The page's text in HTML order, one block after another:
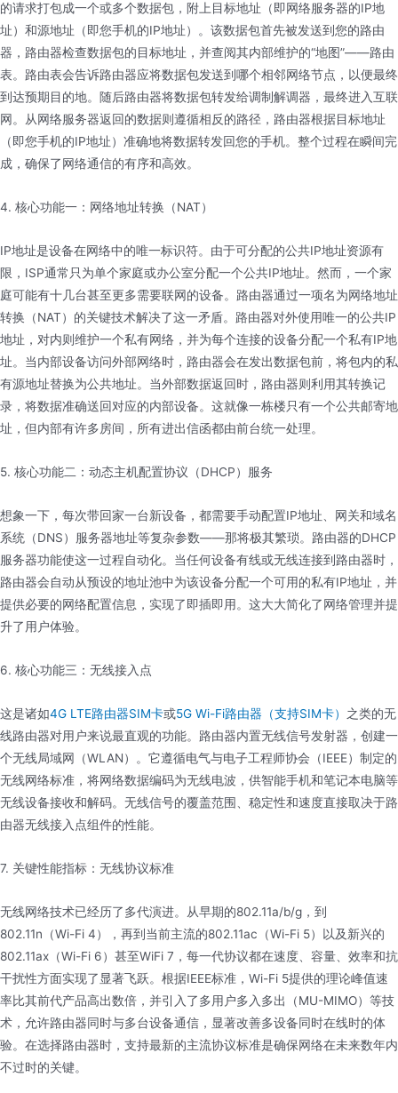
的请求打包成一个或多个数据包，附上目标地址（即网络服务器的IP地
址）和源地址（即您手机的IP地址）。该数据包首先被发送到您的路由
器，路由器检查数据包的目标地址，并查阅其内部维护的“地图”——路由
表。路由表会告诉路由器应将数据包发送到哪个相邻网络节点，以便最终
到达预期目的地。随后路由器将数据包转发给调制解调器，最终进入互联
网。从网络服务器返回的数据则遵循相反的路径，路由器根据目标地址
（即您手机的IP地址）准确地将数据转发回您的手机。整个过程在瞬间完
成，确保了网络通信的有序和高效。
4. 核心功能一：网络地址转换（NAT）
IP地址是设备在网络中的唯一标识符。由于可分配的公共IP地址资源有
限，ISP通常只为单个家庭或办公室分配一个公共IP地址。然而，一个家
庭可能有十几台甚至更多需要联网的设备。路由器通过一项名为网络地址
转换（NAT）的关键技术解决了这一矛盾。路由器对外使用唯一的公共IP
地址，对内则维护一个私有网络，并为每个连接的设备分配一个私有IP地
址。当内部设备访问外部网络时，路由器会在发出数据包前，将包内的私
有源地址替换为公共地址。当外部数据返回时，路由器则利用其转换记
录，将数据准确送回对应的内部设备。这就像一栋楼只有一个公共邮寄地
址，但内部有许多房间，所有进出信函都由前台统一处理。
5. 核心功能二：动态主机配置协议（DHCP）服务
想象一下，每次带回家一台新设备，都需要手动配置IP地址、网关和域名
系统（DNS）服务器地址等复杂参数——那将极其繁琐。路由器的DHCP
服务器功能使这一过程自动化。当任何设备有线或无线连接到路由器时，
路由器会自动从预设的地址池中为该设备分配一个可用的私有IP地址，并
提供必要的网络配置信息，实现了即插即用。这大大简化了网络管理并提
升了用户体验。
6. 核心功能三：无线接入点
这是诸如4G LTE路由器SIM卡或5G Wi-Fi路由器（支持SIM卡） 之类的无
线路由器对用户来说最直观的功能。路由器内置无线信号发射器，创建一
个无线局域网（WLAN）。它遵循电气与电子工程师协会（IEEE）制定的
无线网络标准，将网络数据编码为无线电波，供智能手机和笔记本电脑等
无线设备接收和解码。无线信号的覆盖范围、稳定性和速度直接取决于路
由器无线接入点组件的性能。
7. 关键性能指标：无线协议标准
无线网络技术已经历了多代演进。从早期的802.11a/b/g，到
802.11n（Wi-Fi 4），再到当前主流的802.11ac（Wi-Fi 5）以及新兴的
802.11ax（Wi-Fi 6）甚至WiFi 7，每一代协议都在速度、容量、效率和抗
干扰性方面实现了显著飞跃。根据IEEE标准，Wi-Fi 5提供的理论峰值速
率比其前代产品高出数倍，并引入了多用户多入多出（MU-MIMO）等技
术，允许路由器同时与多台设备通信，显著改善多设备同时在线时的体
验。在选择路由器时，支持最新的主流协议标准是确保网络在未来数年内
不过时的关键。